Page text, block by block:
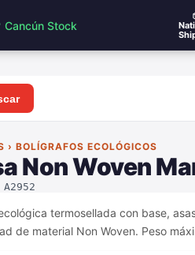
Cancún Stock
› BOLÍGRAFOS ECOLÓGICOS
Non Woven
termosellada con base,
de material Non Woven. Peso